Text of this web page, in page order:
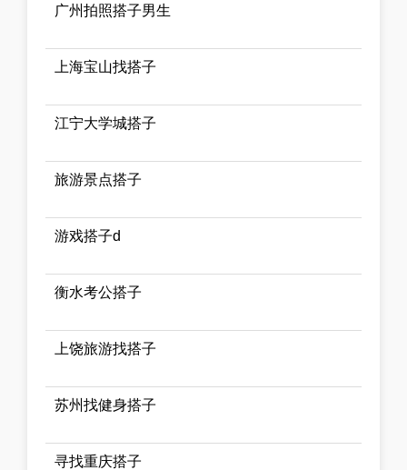
广州拍照搭子男生
上海宝山找搭子
江宁大学城搭子
旅游景点搭子
游戏搭子d
衡水考公搭子
上饶旅游找搭子
苏州找健身搭子
寻找重庆搭子